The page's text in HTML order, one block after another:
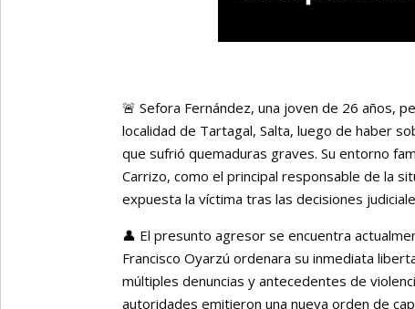
🚨 Sefora Fernández, una joven de 26 años,
localidad de Tartagal, Salta, luego de haber
que sufrió quemaduras graves. Su entorno
Carrizo, como el principal responsable de la
expuesta la víctima tras las decisiones
👤 El presunto agresor se encuentra
Francisco Oyarzú ordenara su inmediata
múltiples denuncias y antecedentes de
autoridades emitieron una nueva orden de